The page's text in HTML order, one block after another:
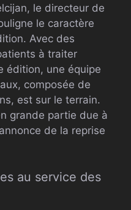
le directeur de
le caractère
Avec des
à traiter
édition, une équipe
composée de
est sur le terrain.
grande partie due à
de la reprise
au service des